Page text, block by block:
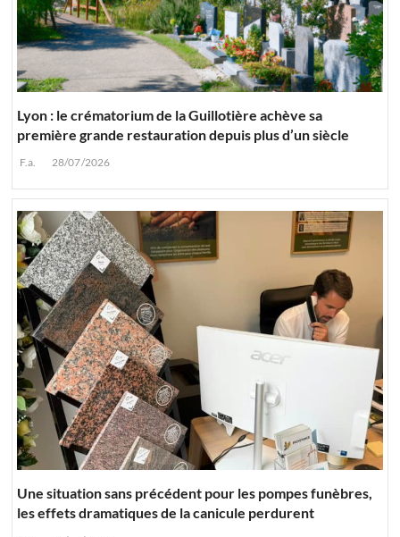
Lyon : le crématorium de la Guillotière achève sa
première grande restauration depuis plus d’un siècle
F.a. 28/07/2026
Une situation sans précédent pour les pompes funèbres,
les effets dramatiques de la canicule perdurent